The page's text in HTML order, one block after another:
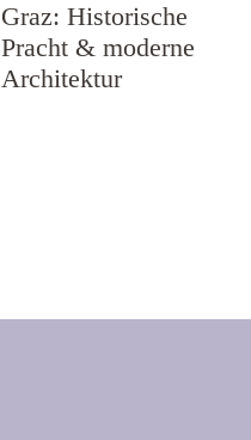
Graz: Historische
Pracht & moderne
Architektur